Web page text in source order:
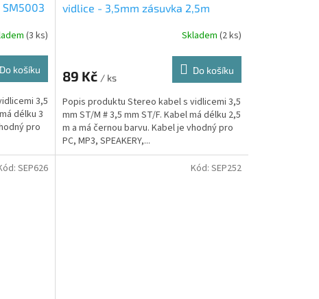
(3 ks)
Do košíku
3,5
délku 3
pro
vidlice - 3,5mm zásuvka 2,5m
Skladem (2 ks)
89 Kč / ks
Do košíku
Popis produktu Stereo kabel s vidlicemi 3,5
mm ST/M # 3,5 mm ST/F. Kabel má délku 2,5
m a má černou barvu. Kabel je vhodný pro
PC, MP3, SPEAKERY,...
SEP626 Kód: SEP252